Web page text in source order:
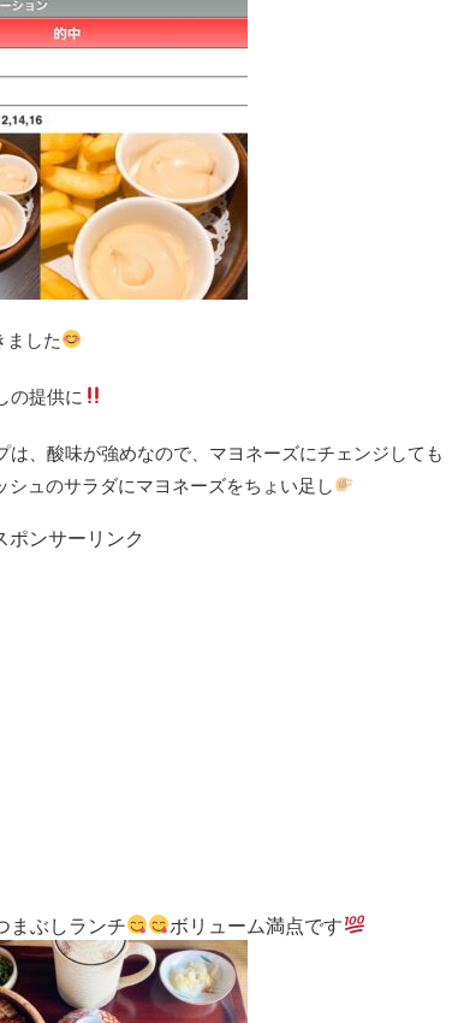
した
の提供に
は、酸味が強めなので、マヨネーズにチェンジしても
ュのサラダにマヨネーズをちょい足し
ポンサーリンク
まぶしランチ ボリューム満点です